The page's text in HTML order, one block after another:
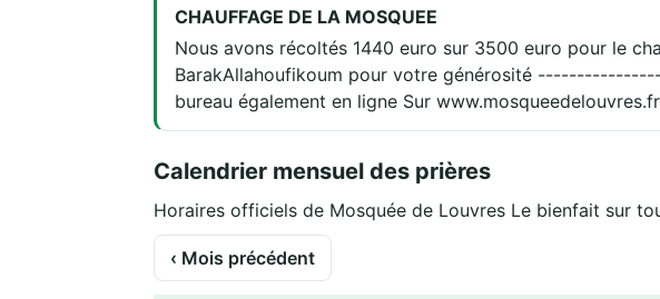
CHAUFFAGE DE LA MOSQUEE
Nous avons récoltés 1440 euro sur 3500 euro pour le
BarakAllahoufikoum pour votre générosité
bureau également en ligne Sur
Calendrier mensuel des prières
Horaires officiels de Mosquée de Louvres Le bienfait sur
‹ Mois précédent